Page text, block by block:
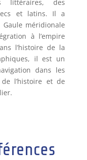
littéraires, des
et latins. Il a
méridionale
à l’empire
l’histoire de la
il est un
dans les
l’histoire et de